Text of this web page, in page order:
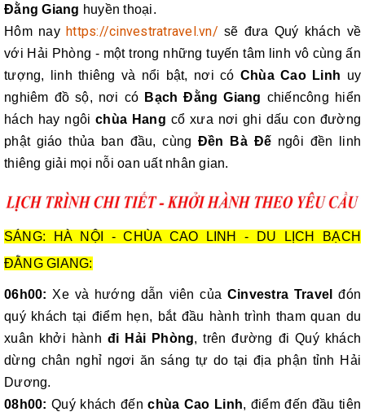
Đằng Giang huyền thoại.
Hôm nay https://cinvestratravel.vn/ sẽ đưa Quý khách về
với Hải Phòng - một trong những tuyến tâm linh vô cùng ấn
tượng, linh thiêng và nổi bật, nơi có Chùa Cao Linh uy
nghiêm đồ sộ, nơi có Bạch Đằng Giang chiếncông hiển
hách hay ngôichùa Hang cổ xưa nơi ghi dấu con đường
phật giáo thủa ban đầu, cùng Đền Bà Đế ngôi đền linh
thiêng giải mọi nỗi oan uất nhân gian.
SÁNG: HÀ NỘI - CHÙA CAO LINH - DU LỊCH BẠCH
ĐẰNG GIANG:
06h00: Xe và hướng dẫn viên của Cinvestra Travelđón
quý khách tại điểm hẹn, bắt đầu hành trình tham quan du
xuân khởi hành đi Hải Phòng, trên đường đi Quý khách
dừng chân nghỉ ngơi ăn sáng tự do tại địa phận tỉnh Hải
Dương.
08h00: Quý khách đếnchùa Cao Linh, điểm đến đầu tiên